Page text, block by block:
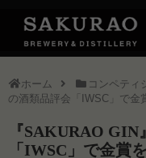
ホーム コンペティ
の酒類品評会「IWSC」で金
『SAKURAO
「IWSC」で金賞